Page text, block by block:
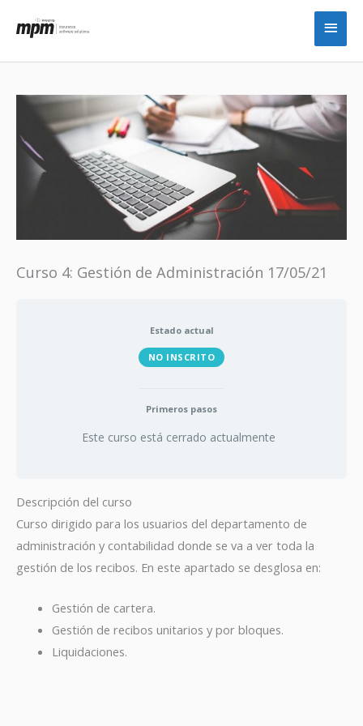
Curso 4: Gestión de Administración 17/05/21
Estado actual
NO INSCRITO
Primeros pasos
Este curso está cerrado actualmente
Descripción del curso
Curso dirigido para los usuarios del departamento de
administración y contabilidad donde se va a ver toda la
gestión de los recibos. En este apartado se desglosa en:
Gestión de cartera.
Gestión de recibos unitarios y por bloques.
Liquidaciones.